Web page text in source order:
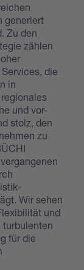
generiert
Zu den
zählen
die
in
und vor-
stolz, den
zu
Wir sehen
und
turbulenten
für die